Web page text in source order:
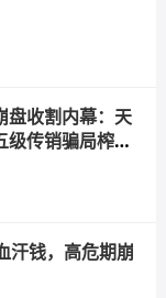
盘收割内幕：天
级传销骗局榨干
汗钱，高危期崩